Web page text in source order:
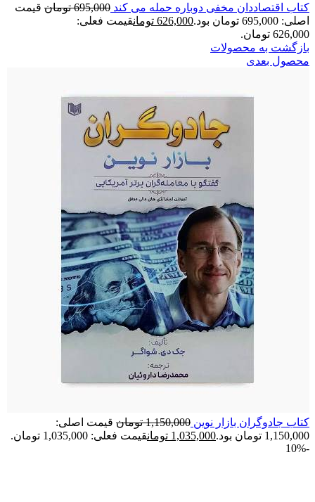
کتاب اقتصاددان مخفی دوباره حمله می کند 695,000 تومان قیمت
اصلی: 695,000 تومان بود.
626,000 تومانقیمت فعلی:
626,000 تومان.
بازگشت به محصولات
محصول بعدی
کتاب جادوگران بازار نوین 1,150,000 تومان قیمت اصلی:
1,150,000 تومان بود.
1,035,000 تومانقیمت فعلی: 1,035,000 تومان.
-10%